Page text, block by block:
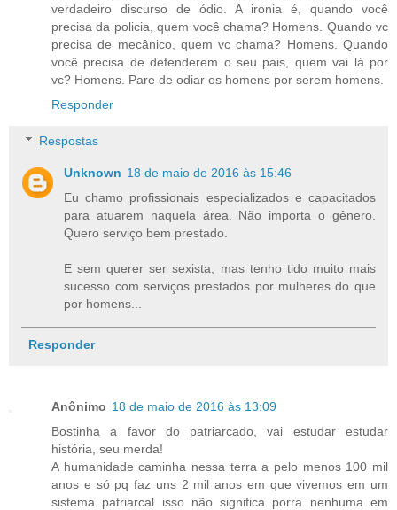
verdadeiro discurso de ódio. A ironia é, quando você
precisa da policia, quem você chama? Homens. Quando vc
precisa de mecânico, quem vc chama? Homens. Quando
você precisa de defenderem o seu pais, quem vai lá por
vc? Homens. Pare de odiar os homens por serem homens.
Responder
Respostas
Unknown 18 de maio de 2016 às 15:46
Eu chamo profissionais especializados e capacitados
para atuarem naquela área. Não importa o gênero.
Quero serviço bem prestado.
E sem querer ser sexista, mas tenho tido muito mais
sucesso com serviços prestados por mulheres do que
por homens...
Responder
Anônimo 18 de maio de 2016 às 13:09
Bostinha a favor do patriarcado, vai estudar estudar
história, seu merda!
A humanidade caminha nessa terra a pelo menos 100 mil
anos e só pq faz uns 2 mil anos em que vivemos em um
sistema patriarcal isso não significa porra nenhuma em